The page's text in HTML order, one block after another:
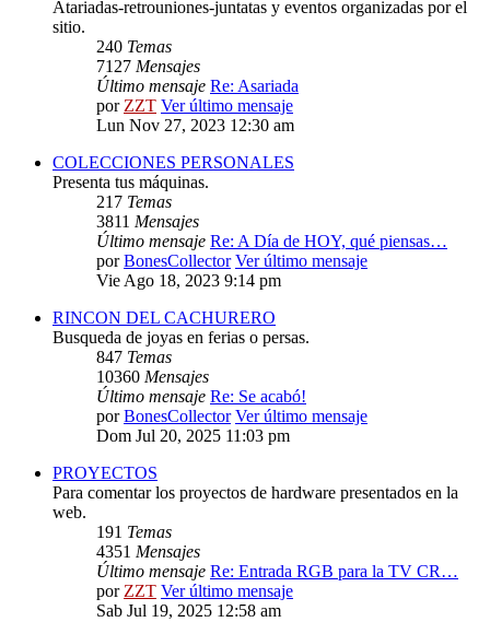
Atariadas-retrouniones-juntatas y eventos organizadas por el
sitio.
240 Temas
7127 Mensajes
Último mensaje Re: Asariada
porZZT Ver último mensaje
Lun Nov 27, 2023 12:30 am
COLECCIONES PERSONALES
Presenta tus máquinas.
217 Temas
3811 Mensajes
Último mensaje Re: A Día de HOY, qué piensas…
porBonesCollector Ver último mensaje
Vie Ago 18, 2023 9:14 pm
RINCON DEL CACHURERO
Busqueda de joyas en ferias o persas.
847 Temas
10360 Mensajes
Último mensaje Re: Se acabó!
porBonesCollector Ver último mensaje
Dom Jul 20, 2025 11:03 pm
PROYECTOS
Para comentar los proyectos de hardware presentados en la
web.
191 Temas
4351 Mensajes
Último mensaje Re: Entrada RGB para la TV CR…
porZZT Ver último mensaje
Sab Jul 19, 2025 12:58 am